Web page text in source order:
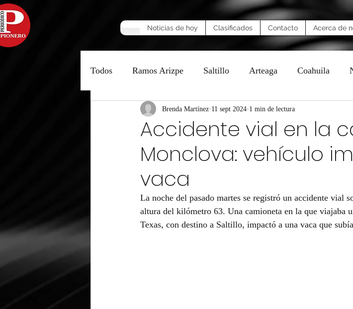
Noticias de hoy Clasificados Contacto Acerca de
Todos Ramos Arizpe Saltillo Arteaga Coahuila
Manzana Caliente Opinión
Accidente vial en la
Monclova: vehículo
vaca
Brenda Martínez 11 sept 2024 1 min de lectura
La noche del pasado martes se registró un accidente vial
altura del kilómetro 63. Una camioneta en la que viajaba
Texas, con destino a Saltillo, impactó a una vaca que